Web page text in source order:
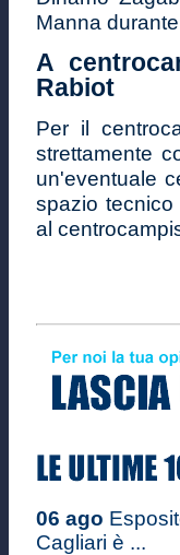
Manna
A
Rabiot
Per il
strettamente
un'eventuale
spazio
al
06 ago
Cagliari è ...